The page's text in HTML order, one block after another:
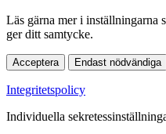
Läs gärna mer i inställningarna
ger ditt samtycke.
Acceptera Endast nödvändiga
Integritetspolicy
Individuella